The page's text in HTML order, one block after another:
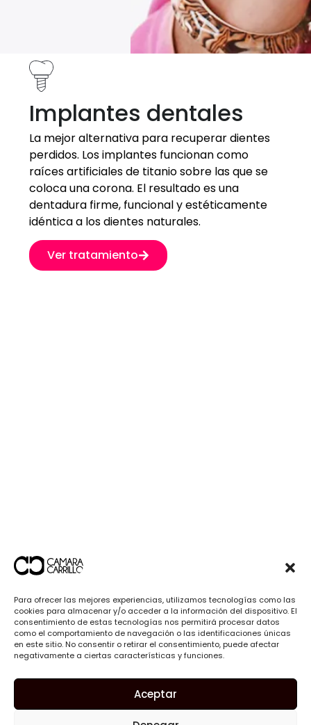
Para ofrecer las mejores experiencias, utilizamos tecnologías como las
cookies para almacenar y/o acceder a la información del dispositivo. El
consentimiento de estas tecnologías nos permitirá procesar datos
como el comportamiento de navegación o las identificaciones únicas
en este sitio. No consentir o retirar el consentimiento, puede afectar
negativamente a ciertas características y funciones.
Aceptar
Implantes dentales
La mejor alternativa para recuperar dientes
perdidos. Los implantes funcionan como
raíces artificiales de titanio sobre las que se
coloca una corona. El resultado es una
dentadura firme, funcional y estéticamente
idéntica a los dientes naturales.
Ver tratamiento